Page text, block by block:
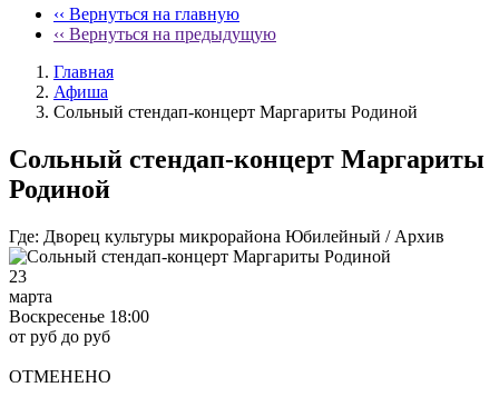
‹‹ Вернуться на главную
‹‹ Вернуться на предыдущую
Главная
Афиша
Сольный стендап-концерт Маргариты Родиной
Сольный стендап-концерт Маргариты
Родиной
Где: Дворец культуры микрорайона Юбилейный / Архив
23
марта
Воскресенье 18:00
от руб до руб
ОТМЕНЕНО